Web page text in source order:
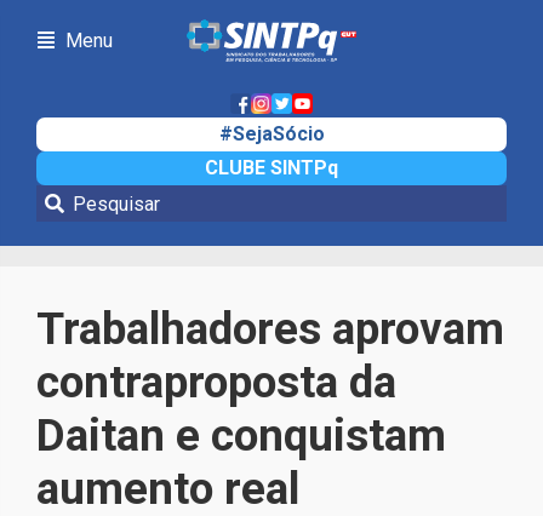
Menu
#SejaSócio
CLUBE SINTPq
Notícias
Trabalhadores aprovam
contraproposta da
Daitan e conquistam
aumento real